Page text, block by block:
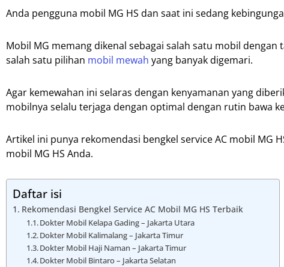
Anda pengguna mobil MG HS dan saat ini sedang
Mobil MG memang dikenal sebagai salah satu mobil
salah satu pilihan mobil mewah yang banyak digemari.
Agar kemewahan ini selaras dengan kenyamanan yang
mobilnya selalu terjaga dengan optimal dengan rutin bawa
Artikel ini punya rekomendasi bengkel service AC mobil MG
mobil MG HS Anda.
Daftar isi
Rekomendasi Bengkel Service AC Mobil MG HS Terbaik
Dokter Mobil Kelapa Gading – Jakarta Utara
Dokter Mobil Kalimalang – Jakarta Timur
Dokter Mobil Haji Naman – Jakarta Timur
Dokter Mobil Bintaro – Jakarta Selatan